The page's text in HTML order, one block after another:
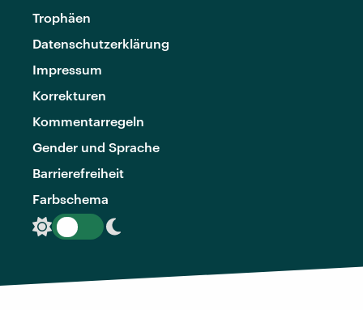
Trophäen
Datenschutzerklärung
Impressum
Korrekturen
Kommentarregeln
Gender und Sprache
Barrierefreiheit
Farbschema